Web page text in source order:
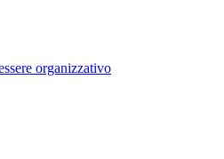
organizzativo